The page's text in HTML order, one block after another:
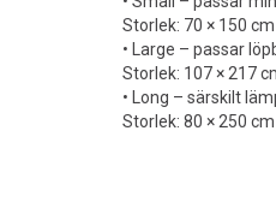
Storlek: 70 × 150 cm
• Large – passar
Storlek: 107 × 217
• Long – särskilt
Storlek: 80 × 250 cm